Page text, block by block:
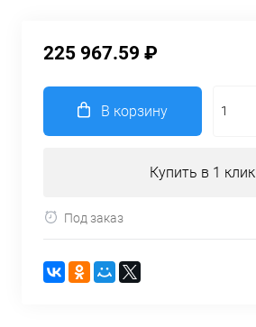
225 967.59 ₽
В корзину
Купить в 1 клик
Под заказ